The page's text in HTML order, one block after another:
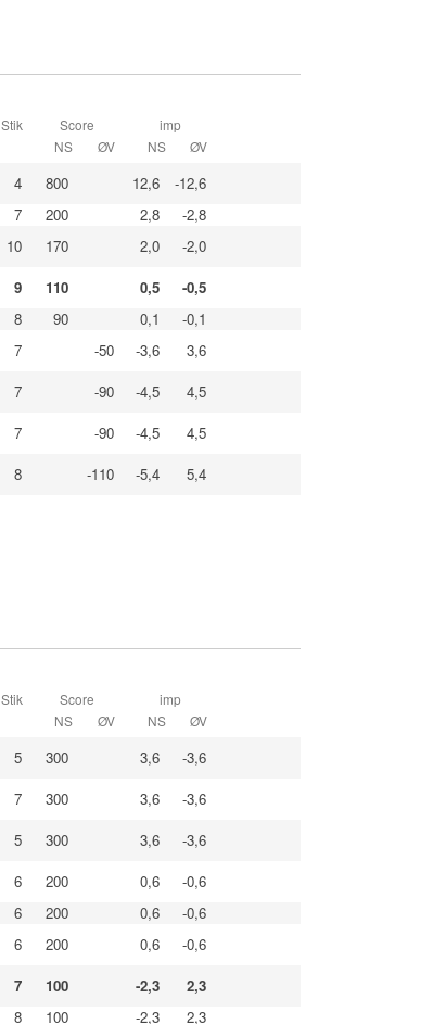
Stik
Score
NS
ØV
imp
NS
ØV
4 800 12,6
-12,6
7 200 2,8
-2,8
10 170 2,0
-2,0
9 110 0,5
-0,5
8 90 0,1
-0,1
7 -50 -3,6
3,6
7 -90 -4,5
4,5
7 -90 -4,5
4,5
8 -110 -5,4 5,4
Stik
Score
NS
ØV
imp
NS
ØV
5 300 3,6
-3,6
7 300 3,6
-3,6
5 300 3,6
-3,6
6 200 0,6
-0,6
6 200 0,6
-0,6
6 200 0,6
-0,6
7 100 -2,3
2,3
8 100 -2,3 2,3